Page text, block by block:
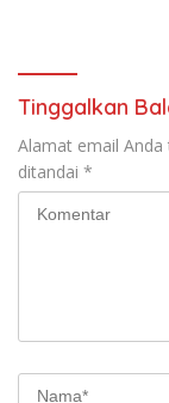
Tinggalkan
Alamat email Anda
ditandai *